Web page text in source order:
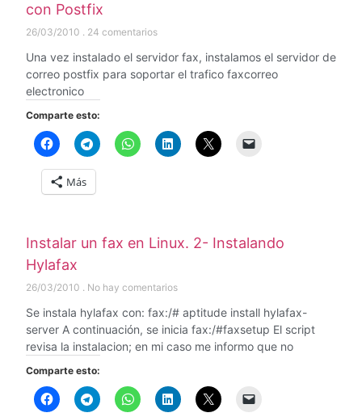
con Postfix
26/03/2010 24 comentarios
Una vez instalado el servidor fax, instalamos el servidor de
correo postfix para soportar el trafico faxcorreo
electronico
Comparte esto:
Más
Instalar un fax en Linux. 2- Instalando
Hylafax
26/03/2010 No hay comentarios
Se instala hylafax con: fax:/# aptitude install hylafax-
server A continuación, se inicia fax:/#faxsetup El script
revisa la instalacion; en mi caso me informo que no
Comparte esto: